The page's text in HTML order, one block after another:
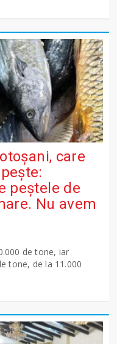
care
peştele de
Nu avem
de tone, iar
tone, de la 11.000